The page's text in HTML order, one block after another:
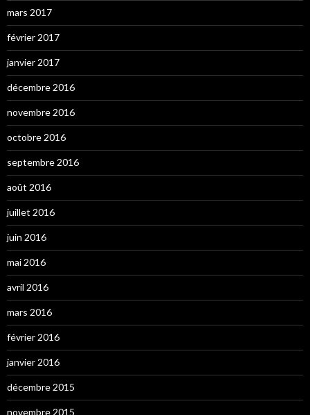
mars 2017
février 2017
janvier 2017
décembre 2016
novembre 2016
octobre 2016
septembre 2016
août 2016
juillet 2016
juin 2016
mai 2016
avril 2016
mars 2016
février 2016
janvier 2016
décembre 2015
novembre 2015